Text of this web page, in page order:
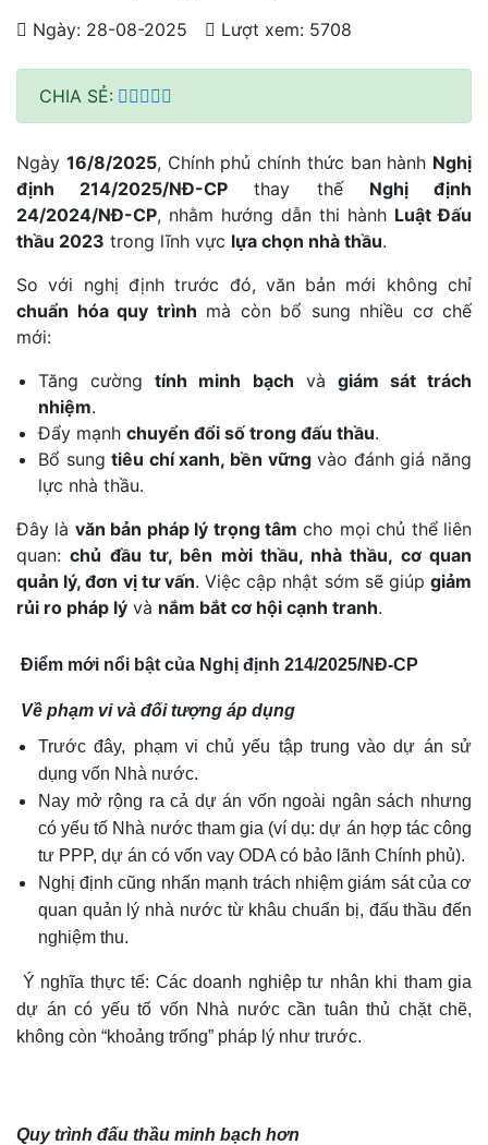
Ngày: 28-08-2025 Lượt xem: 5708
CHIA SẺ:
Ngày 16/8/2025, Chính phủ chính thức ban hành Nghị
định 214/2025/NĐ-CP thay thế Nghị định
24/2024/NĐ-CP, nhằm hướng dẫn thi hành Luật Đấu
thầu 2023 trong lĩnh vực lựa chọn nhà thầu.
So với nghị định trước đó, văn bản mới không chỉ
chuẩn hóa quy trình mà còn bổ sung nhiều cơ chế
mới:
Tăng cườngtính minh bạch và giám sát trách
nhiệm.
Đẩy mạnh chuyển đổi số trong đấu thầu.
Bổ sungtiêu chí xanh, bền vữngvào đánh giá năng
lực nhà thầu.
Đây là văn bản pháp lý trọng tâm cho mọi chủ thể liên
quan:chủ đầu tư, bên mời thầu, nhà thầu, cơ quan
quản lý, đơn vị tư vấn. Việc cập nhật sớm sẽ giúpgiảm
rủi ro pháp lý và nắm bắt cơ hội cạnh tranh.
Điểm mới nổi bật của Nghị định 214/2025/NĐ-CP
Về phạm vi và đối tượng áp dụng
Trước đây, phạm vi chủ yếu tập trung vào dự án sử
dụng vốn Nhà nước.
Nay mở rộng ra cả dự án vốn ngoài ngân sách nhưng
có yếu tố Nhà nước tham gia (ví dụ: dự án hợp tác công
tư PPP, dự án có vốn vay ODA có bảo lãnh Chính phủ).
Nghị định cũng nhấn mạnh trách nhiệm giám sát của cơ
quan quản lý nhà nước từ khâu chuẩn bị, đấu thầu đến
nghiệm thu.
Ý nghĩa thực tế: Các doanh nghiệp tư nhân khi tham gia
dự án có yếu tố vốn Nhà nước cần tuân thủ chặt chẽ,
không còn “khoảng trống” pháp lý như trước.
Quy trình đấu thầu minh bạch hơn